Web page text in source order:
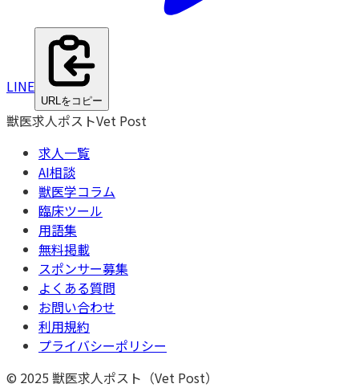
LINE
URLをコピー
獣医求人ポストVet Post
求人一覧
AI相談
獣医学コラム
臨床ツール
用語集
無料掲載
スポンサー募集
よくある質問
お問い合わせ
利用規約
プライバシーポリシー
© 2025 獣医求人ポスト（Vet Post）